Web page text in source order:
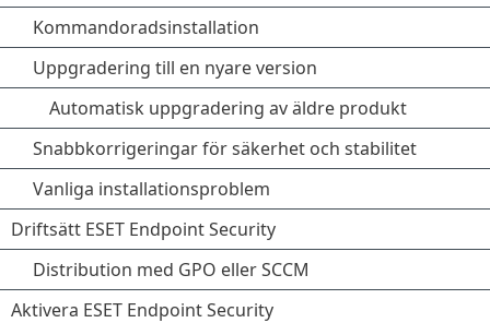
Kommandoradsinstallation
Uppgradering till en nyare version
Automatisk uppgradering av äldre produkt
Snabbkorrigeringar för säkerhet och stabilitet
Vanliga installationsproblem
Driftsätt ESET Endpoint Security
Distribution med GPO eller SCCM
Aktivera ESET Endpoint Security